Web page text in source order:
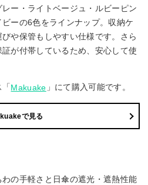
ー・ライトベージュ・ルビーピン
ーの6色をラインナップ。収納ケ
や保管もしやすい仕様です。さら
が付帯しているため、安心して使
Makuake 」にて購入可能です。
で見る
わの手軽さと日傘の遮光・遮熱性能